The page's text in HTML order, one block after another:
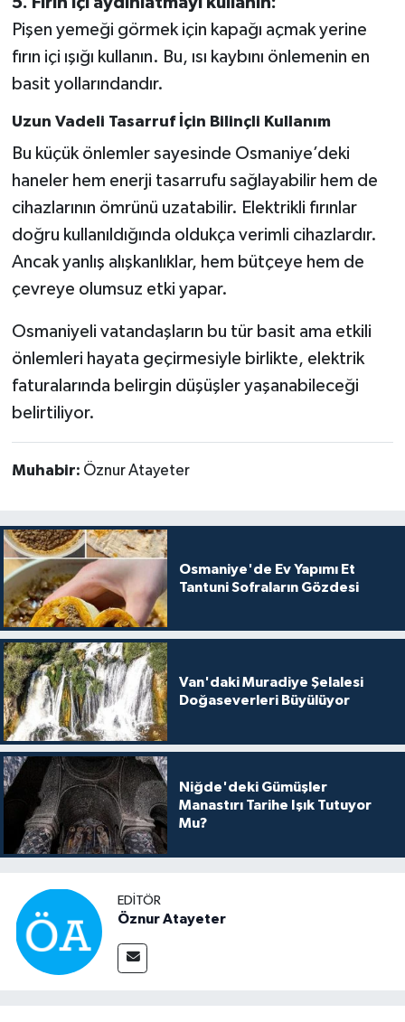
Pişen yemeği görmek için kapağı açmak yerine
fırın içi ışığı kullanın. Bu, ısı kaybını önlemenin en
basit yollarındandır.
Uzun Vadeli Tasarruf İçin Bilinçli Kullanım
Bu küçük önlemler sayesinde Osmaniye’deki
haneler hem enerji tasarrufu sağlayabilir hem de
cihazlarının ömrünü uzatabilir. Elektrikli fırınlar
doğru kullanıldığında oldukça verimli cihazlardır.
Ancak yanlış alışkanlıklar, hem bütçeye hem de
çevreye olumsuz etki yapar.
Osmaniyeli vatandaşların bu tür basit ama etkili
önlemleri hayata geçirmesiyle birlikte, elektrik
faturalarında belirgin düşüşler yaşanabileceği
belirtiliyor.
Muhabir: Öznur Atayeter
Osmaniye'de Ev Yapımı Et
Tantuni Sofraların Gözdesi
Van'daki Muradiye Şelalesi
Doğaseverleri Büyülüyor
Niğde'deki Gümüşler
Manastırı Tarihe Işık Tutuyor
Mu?
EDITÖR
Öznur Atayeter